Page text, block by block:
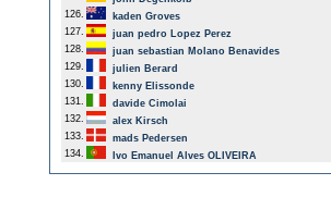
126.
kaden Groves
127.
juan pedro Lopez Perez
128.
juan sebastian Molano Benavides
129.
julien Berard
130.
kenny Elissonde
131.
davide Cimolai
132.
alex Kirsch
133.
mads Pedersen
134.
Ivo Emanuel Alves OLIVEIRA